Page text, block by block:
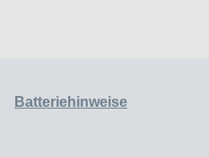
Batteriehinweise